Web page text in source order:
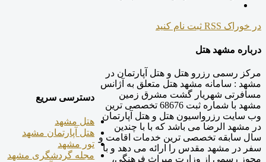
در خوراک RSS ثبت نام کنید
درباره مشهد هتل
مرکز رسمی رزرو هتل و هتل آپارتمان در
مشهد : سامانه مشهد هتل متعلق به آژانس
مسافرتی شهریار گشت مشرق زمین
مشهد با شماره ثبت 68676 تخصصی ترین
وب سایت رزرواسیون هتل و هتل آپارتمان
در مشهد الرضا می باشد که با با چندین
سال سابقه تخصصی ترین خدمات اقامت و
سفر در مشهد مقدس را ارائه می دهد و با
مجوز رسمی از وزارت میراث فرهنگی،
دسترسی سریع
هتل مشهد
هتل آپارتمان مشهد
تور مشهد
مجله گردشگری مشهد